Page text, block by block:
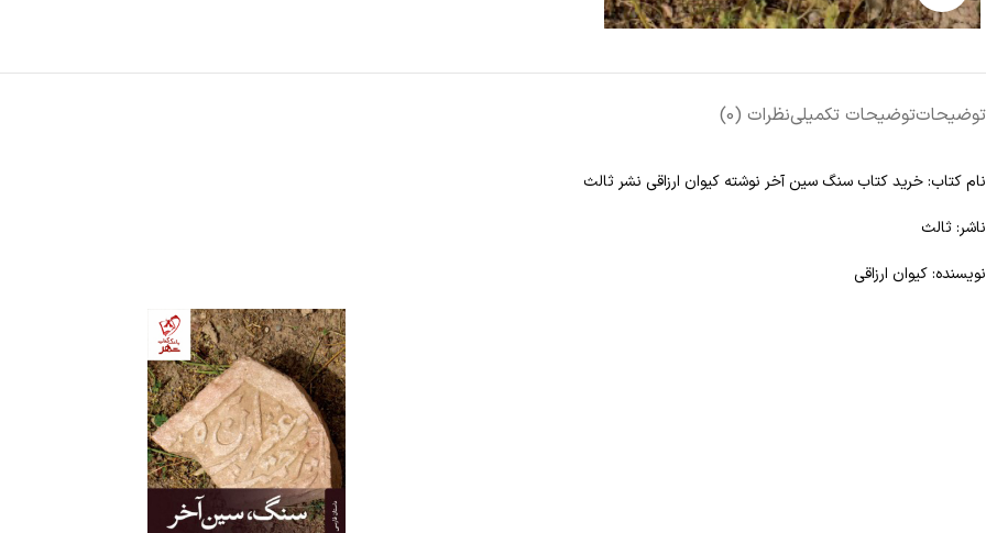
توضیحاتتوضیحات تکمیلینظرات (0)
نام کتاب: خرید کتاب سنگ سین آخر نوشته کیوان ارزاقی نشر ثالث
ناشر: ثالث
نویسنده: کیوان ارزاقی